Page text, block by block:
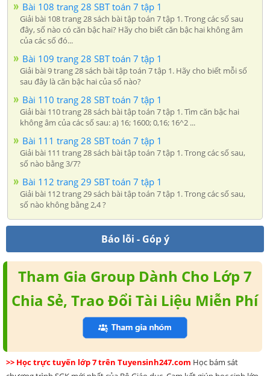
Bài 108 trang 28 SBT toán 7 tập 1
Giải bài 108 trang 28 sách bài tập toán 7 tập 1. Trong các số sau
đây, số nào có căn bậc hai? Hãy cho biết căn bậc hai không âm
của các số đó...
Bài 109 trang 28 SBT toán 7 tập 1
Giải bài 9 trang 28 sách bài tập toán 7 tập 1. Hãy cho biết mỗi số
sau đây là căn bậc hai của số nào?
Bài 110 trang 28 SBT toán 7 tập 1
Giải bài 110 trang 28 sách bài tập toán 7 tập 1. Tìm căn bậc hai
không âm của các số sau: a) 16; 1600; 0,16; 16^2 ...
Bài 111 trang 28 SBT toán 7 tập 1
Giải bài 111 trang 28 sách bài tập toán 7 tập 1. Trong các số sau,
số nào bằng 3/7?
Bài 112 trang 29 SBT toán 7 tập 1
Giải bài 112 trang 29 sách bài tập toán 7 tập 1. Trong các số sau,
số nào không bằng 2,4 ?
Báo lỗi - Góp ý
Tham Gia Group Dành Cho Lớp 7
Chia Sẻ, Trao Đổi Tài Liệu Miễn Phí
>> Học trực tuyến lớp 7 trên Tuyensinh247.com Học bám sát